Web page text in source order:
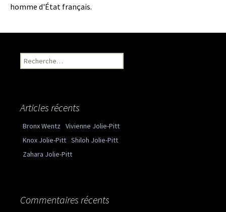
homme d'État français.
Recherche pour :
Articles récents
Bronx Wentz Vivienne Jolie-Pitt
Knox Jolie-Pitt Shiloh Jolie-Pitt
Zahara Jolie-Pitt
Commentaires récents